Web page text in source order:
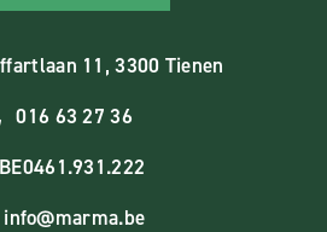
11, 3300 Tienen
016 63 27 36
BE0461.931.222
info@marma.be